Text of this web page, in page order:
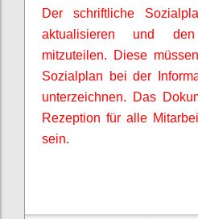
Der schriftliche
aktualisieren und
mitzuteilen. Diese
Sozialplan bei der
unterzeichnen. Das
Rezeption für alle
sein.